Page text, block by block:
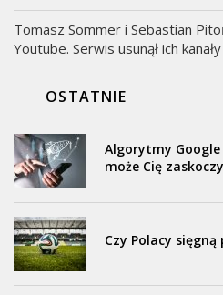
Tomasz Sommer i Sebastian
Youtube. Serwis usunął ich
OSTATNIE
Algorytmy Google
może Cię
Czy Polacy